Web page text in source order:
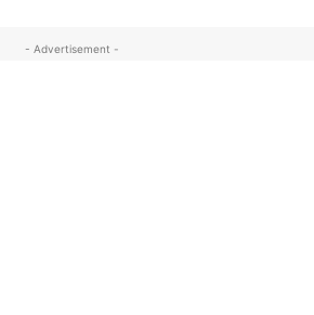
- Advertisement -